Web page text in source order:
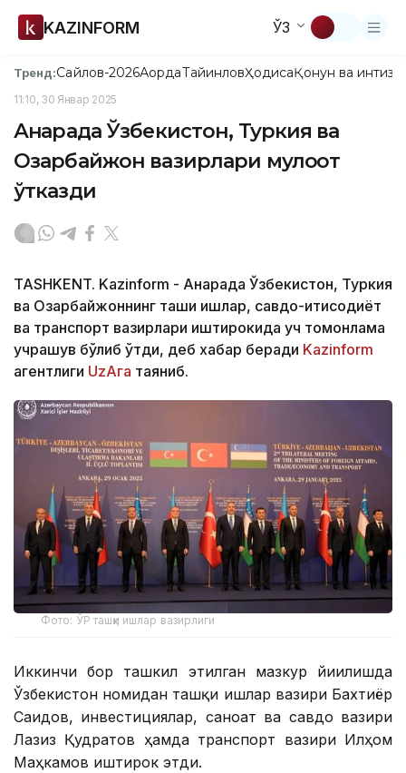
KAZINFORM ЎЗ
Тренд:Сайлов-2026АқордаТайинловҲодисаҚонун ва
11:10, 30 Январ 2025
Анқарада Ўзбекистон, Туркия ва
Озарбайжон вазирлари мулоқот
ўтказди
TASHKENT. Kazinform - Анқарада Ўзбекистон, Туркия
ва Озарбайжоннинг ташқи ишлар, савдо-иқтисодиёт
ва транспорт вазирлари иштирокида уч томонлама
учрашув бўлиб ўтди, деб хабар беради Kazinform
агентлиги UzAга таяниб.
Фото: ЎР ташқи ишлар вазирлиги
Иккинчи бор ташкил этилган мазкур йиғилишда
Ўзбекистон номидан ташқи ишлар вазири Бахтиёр
Саидов, инвестициялар, саноат ва савдо вазири
Лазиз Қудратов ҳамда транспорт вазири Илҳом
Маҳкамов иштирок этди.